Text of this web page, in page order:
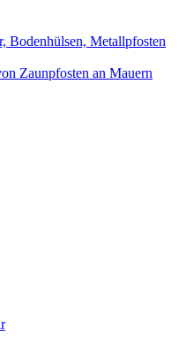
Bodenhülsen, Metallpfosten
Zaunpfosten an Mauern